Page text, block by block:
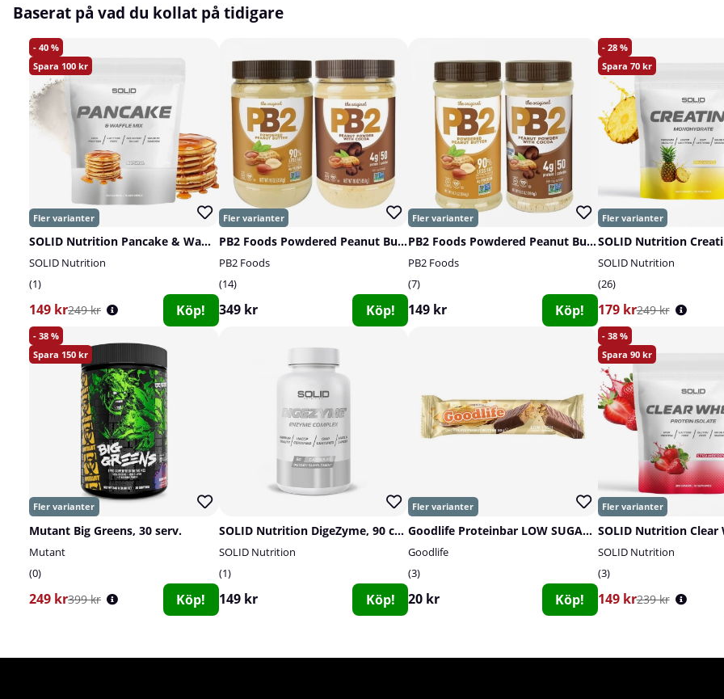
Baserat på vad du kollat på tidigare
40
100
SOLID Nutrition Pancake & Waffle Mix, 750 g
SOLID Nutrition
1
149 kr249 kr Köp!
PB2 Foods Powdered Peanut Butter, 454 g
PB2 Foods
14
349 kr Köp!
PB2 Foods Powdered Peanut Butter, 184 g
PB2 Foods
7
149 kr Köp!
28
70
SOLID Nutrition
26
179 kr249 kr
38
150
Mutant Big Greens, 30 serv.
Mutant
0
249 kr399 kr Köp!
SOLID Nutrition DigeZyme, 90 caps
SOLID Nutrition
1
149 kr Köp!
Goodlife Proteinbar LOW SUGAR, 50 g
Goodlife
3
20 kr Köp!
38
90
SOLID Nutrition
3
149 kr239 kr